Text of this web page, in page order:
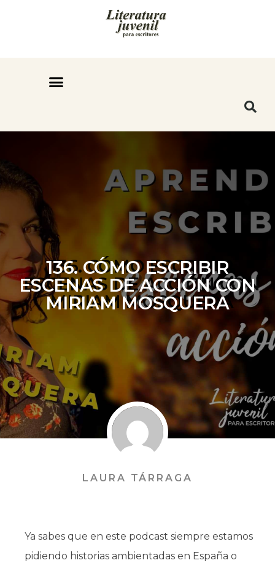
136. CÓMO ESCRIBIR
ESCENAS DE ACCIÓN CON
MIRIAM MOSQUERA
LAURA TÁRRAGA
Ya sabes que en este podcast siempre estamos
pidiendo historias ambientadas en España o